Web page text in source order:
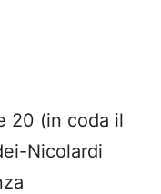
20 (in coda il
Nicolardi